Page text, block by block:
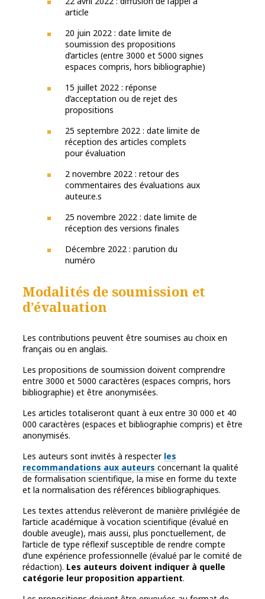
article
20 juin 2022 : date limite de
soumission des propositions
d’articles (entre 3000 et 5000 signes
espaces compris, hors bibliographie)
15 juillet 2022 : réponse
d’acceptation ou de rejet des
propositions
25 septembre 2022 : date limite de
réception des articles complets
pour évaluation
2 novembre 2022 : retour des
commentaires des évaluations aux
auteur.e.s
25 novembre 2022 : date limite de
réception des versions finales
Décembre 2022 : parution du
numéro
Modalités de soumission et
d’évaluation
Les contributions peuvent être soumises au choix en
français ou en anglais.
Les propositions de soumission doivent comprendre
entre 3000 et 5000 caractères (espaces compris, hors
bibliographie) et être anonymisées.
Les articles totaliseront quant à eux entre 30 000 et 40
000 caractères (espaces et bibliographie compris) et être
anonymisés.
Les auteurs sont invités à respecter les
recommandations aux auteurs concernant la qualité
de formalisation scientifique, la mise en forme du texte
et la normalisation des références bibliographiques.
Les textes attendus relèveront de manière privilégiée de
l’article académique à vocation scientifique (évalué en
double aveugle), mais aussi, plus ponctuellement, de
l’article de type réflexif susceptible de rendre compte
d’une expérience professionnelle (évalué par le comité de
rédaction). Les auteurs doivent indiquer à quelle
catégorie leur proposition appartient.